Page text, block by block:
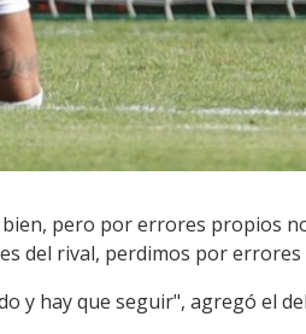
pero por errores propios
del rival, perdimos por
y hay que seguir", agregó el